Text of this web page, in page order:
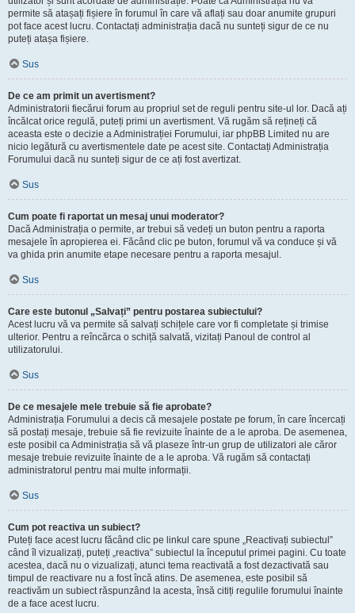
permite să atașați fișiere în forumul în care vă aflați sau doar anumite grupuri
pot face acest lucru. Contactați administrația dacă nu sunteți sigur de ce nu
puteți atașa fișiere.
Sus
De ce am primit un avertisment?
Administratorii fiecărui forum au propriul set de reguli pentru site-ul lor. Dacă ați
încălcat orice regulă, puteți primi un avertisment. Vă rugăm să rețineți că
aceasta este o decizie a Administrației Forumului, iar phpBB Limited nu are
nicio legătură cu avertismentele date pe acest site. Contactați Administrația
Forumului dacă nu sunteți sigur de ce ați fost avertizat.
Sus
Cum poate fi raportat un mesaj unui moderator?
Dacă Administrația o permite, ar trebui să vedeți un buton pentru a raporta
mesajele în apropierea ei. Făcând clic pe buton, forumul vă va conduce și vă
va ghida prin anumite etape necesare pentru a raporta mesajul.
Sus
Care este butonul „Salvați” pentru postarea subiectului?
Acest lucru vă va permite să salvați schițele care vor fi completate și trimise
ulterior. Pentru a reîncărca o schiță salvată, vizitați Panoul de control al
utilizatorului.
Sus
De ce mesajele mele trebuie să fie aprobate?
Administrația Forumului a decis că mesajele postate pe forum, în care încercați
să postați mesaje, trebuie să fie revizuite înainte de a le aproba. De asemenea,
este posibil ca Administrația să vă plaseze într-un grup de utilizatori ale căror
mesaje trebuie revizuite înainte de a le aproba. Vă rugăm să contactați
administratorul pentru mai multe informații.
Sus
Cum pot reactiva un subiect?
Puteți face acest lucru făcând clic pe linkul care spune „Reactivați subiectul”
când îl vizualizați, puteți „reactiva” subiectul la începutul primei pagini. Cu toate
acestea, dacă nu o vizualizați, atunci tema reactivată a fost dezactivată sau
timpul de reactivare nu a fost încă atins. De asemenea, este posibil să
reactivăm un subiect răspunzând la acesta, însă citiți regulile forumului înainte
de a face acest lucru.